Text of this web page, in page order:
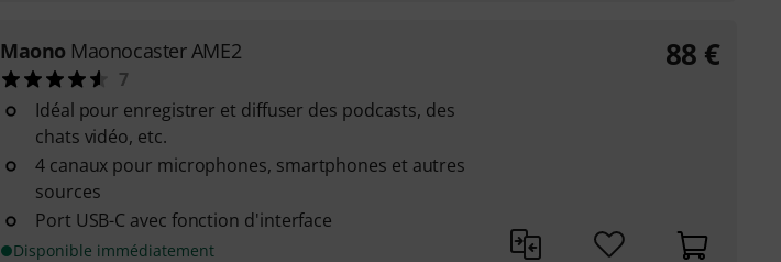
Maono Maonocaster AME2
7
Idéal pour enregistrer et diffuser des podcasts, des
chats vidéo, etc.
4 canaux pour microphones, smartphones et autres
sources
Port USB-C avec fonction d'interface
Disponible immédiatement
88 €